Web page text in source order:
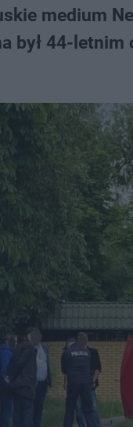
medium
był 44-